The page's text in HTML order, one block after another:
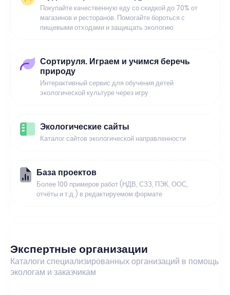
Покупайте качественную еду со скидкой до 70% от
магазинов и ресторанов. Помогайте бороться с
пищевыми отходами и защищать экологию
Сортируля. Играем и учимся беречь
природу
Интерактивный сервис для обучения детей
экологической культуре через игру
Экологические сайты
Каталог сайтов экологической направленности
База проектов
Более 100 примеров работ (НДВ, СЗЗ, ПЭК, ООС,
отчёты и т.д.) в редактируемом формате
Экспертные организации
Каталоги специализированных организаций в помощь
экологам и заказчикам